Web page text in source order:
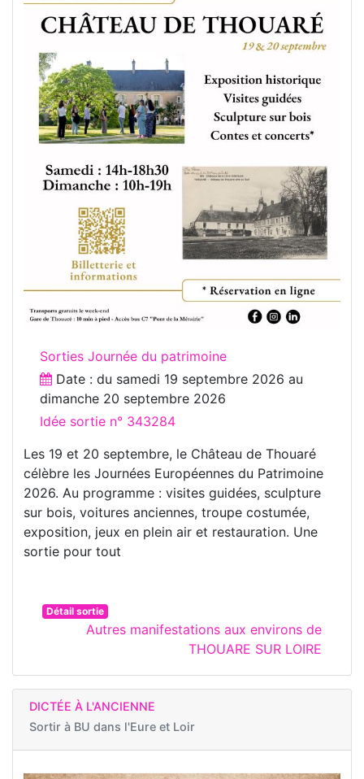
Sorties Journée du patrimoine
Date : du samedi 19 septembre 2026 au
dimanche 20 septembre 2026
Idée sortie n° 343284
Les 19 et 20 septembre, le Château de Thouaré
célèbre les Journées Européennes du Patrimoine
2026. Au programme : visites guidées, sculpture
sur bois, voitures anciennes, troupe costumée,
exposition, jeux en plein air et restauration. Une
sortie pour tout
Détail sortie
Autres manifestations aux environs de
THOUARE SUR LOIRE
DICTÉE À L'ANCIENNE
Sortir à BU dans l'Eure et Loir